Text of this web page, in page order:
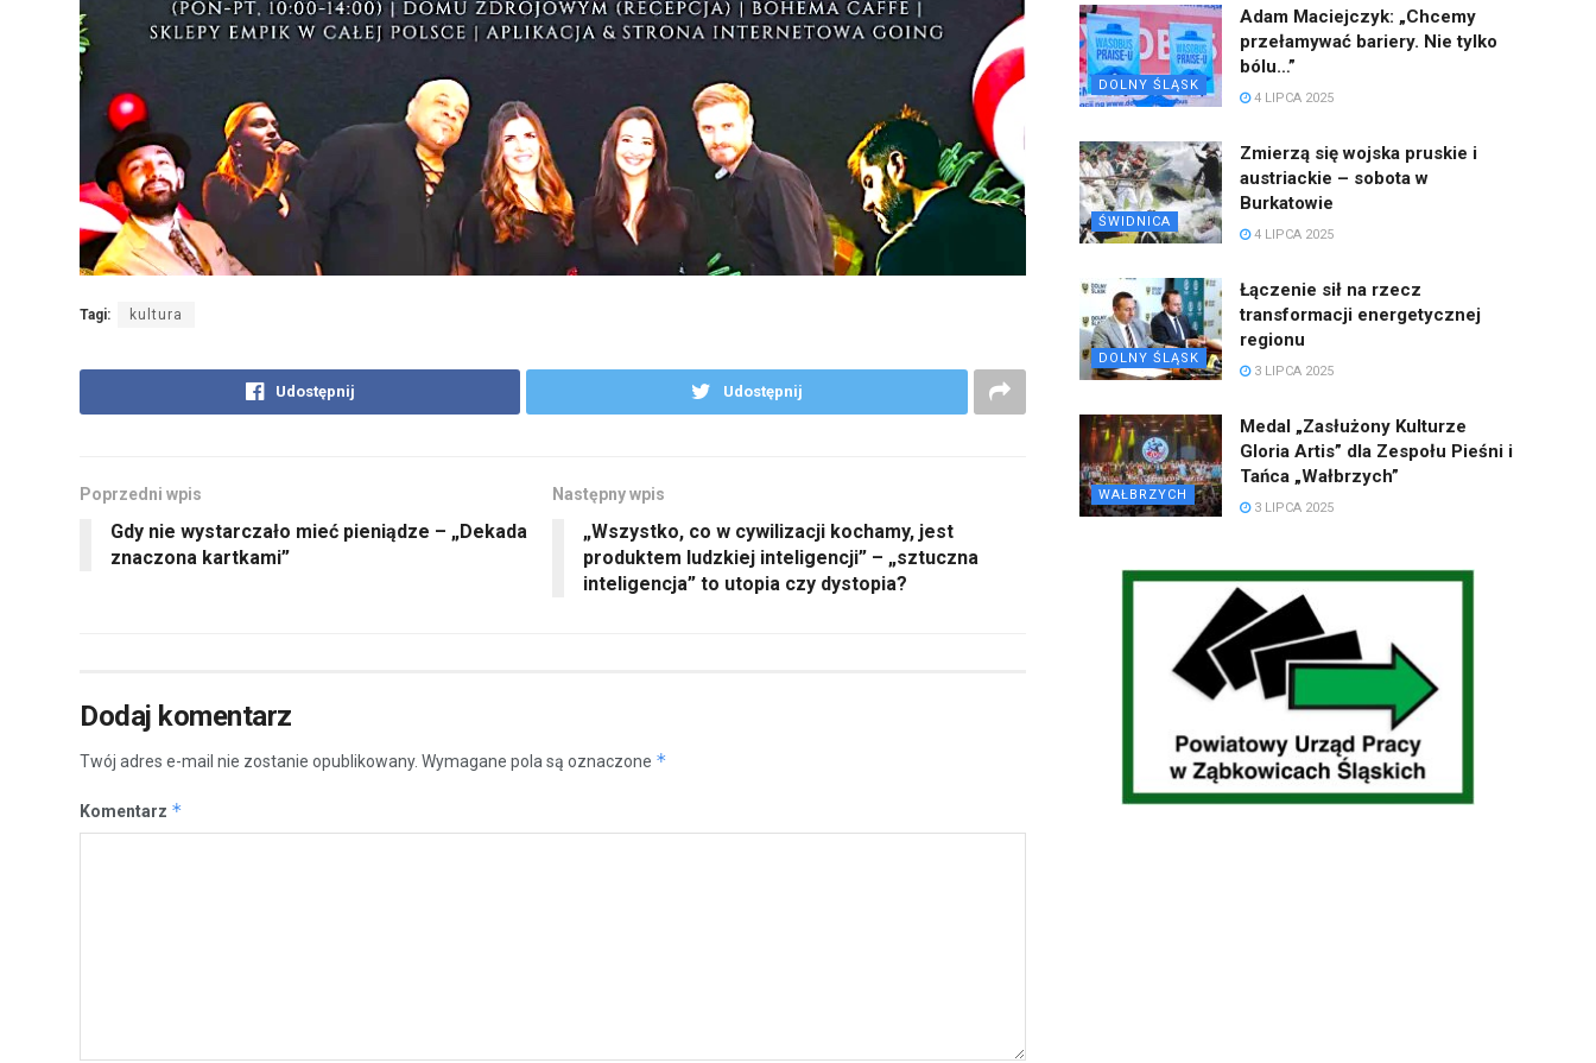
Tagi: kultura
Udostępnij Udostępnij
Poprzedni wpis
Gdy nie wystarczało mieć pieniądze – „Dekada
znaczona kartkami”
Następny wpis
„Wszystko, co w cywilizacji kochamy, jest
produktem ludzkiej inteligencji” – „sztuczna
inteligencja” to utopia czy dystopia?
Dodaj komentarz
Twój adres e-mail nie zostanie opublikowany. Wymagane pola są oznaczone *
Komentarz *
DOLNY ŚLĄSK
Adam Maciejczyk: „Chcemy
przełamywać bariery. Nie tylko
bólu…”
4 LIPCA 2025
ŚWIDNICA
Zmierzą się wojska pruskie i
austriackie – sobota w
Burkatowie
4 LIPCA 2025
DOLNY ŚLĄSK
Łączenie sił na rzecz
transformacji energetycznej
regionu
3 LIPCA 2025
WAŁBRZYCH
Medal „Zasłużony Kulturze
Gloria Artis” dla Zespołu Pieśni i
Tańca „Wałbrzych”
3 LIPCA 2025